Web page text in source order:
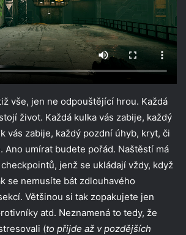
vše, jen ne odpouštějící hrou. Každá
život. Každá kulka vás zabije, každý
vás zabije, každý pozdní úhyb, kryt, či
Ano umírat budete pořád. Naštěstí má
jenž se ukládají vždy, když
se nemusíte bát zdlouhavého
Většinou si tak zopakujete jen
atd. Neznamená to tedy, že
(to přijde až v pozdějších